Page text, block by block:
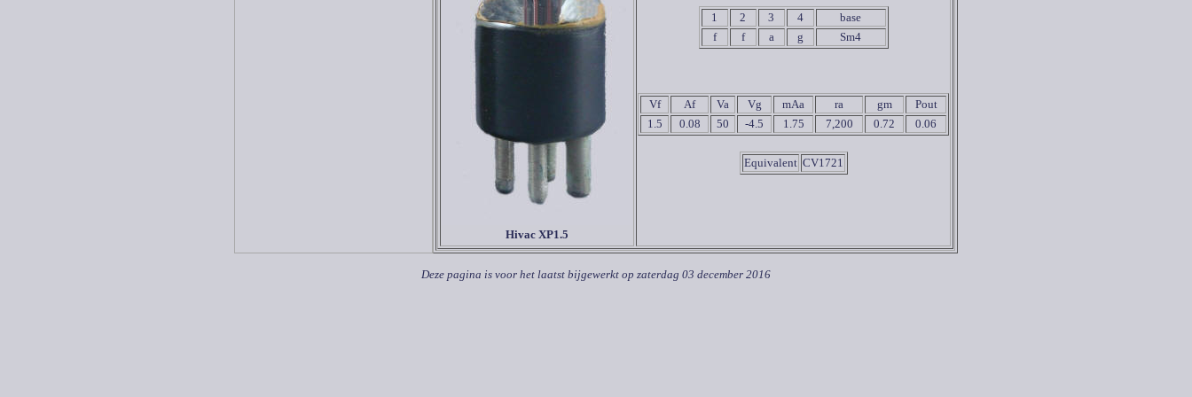
Hivac XP1.5
1 2 3 4
base
f
f a g Sm4
Vf Af Va Vg mAa ra gm
Pout
1.5
0.08 50 -4.5 1.75 7,200 0.72 0.06
Equivalent CV1721
Deze pagina is voor het laatst bijgewerkt op zaterdag 03 december 2016